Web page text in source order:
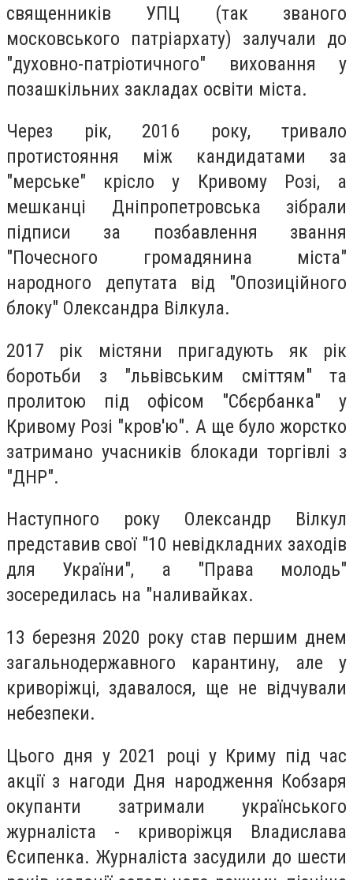
священників УПЦ (так званого
московського патріархату) залучали до
"духовно-патріотичного" виховання у
позашкільних закладах освіти міста.
Через рік, 2016 року, тривало
протистояння між кандидатами за
"мерське" крісло у Кривому Розі, а
мешканці Дніпропетровська зібрали
підписи за позбавлення звання
"Почесного громадянина міста"
народного депутата від "Опозиційного
блоку" Олександра Вілкула.
2017 рік містяни пригадують як рік
боротьби з "львівським сміттям" та
пролитою під офісом "Сбєрбанка" у
Кривому Розі "кров'ю". А ще було жорстко
затримано учасників блокади торгівлі з
"ДНР".
Наступного року Олександр Вілкул
представив свої "10 невідкладних заходів
для України", а "Права молодь"
зосередилась на "наливайках.
13 березня 2020 року став першим днем
загальнодержавного карантину, але у
криворіжці, здавалося, ще не відчували
небезпеки.
Цього дня у 2021 році у Криму під час
акції з нагоди Дня народження Кобзаря
окупанти затримали українського
журналіста - криворіжця Владислава
Єсипенка. Журналіста засудили до шести